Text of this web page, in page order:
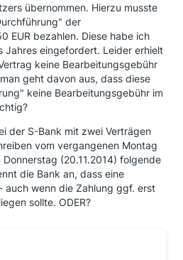
übernommen. Hierzu musste
der
EUR bezahlen. Diese habe ich
Jahres eingefordert. Leider erhielt
keine Bearbeitungsgebühr
geht davon aus, dass diese
keine Bearbeitungsgebühr im
der S-Bank mit zwei Verträgen
vom vergangenen Montag
Donnerstag (20.11.2014) folgende
die Bank an, dass eine
auch wenn die Zahlung ggf. erst
sollte. ODER?